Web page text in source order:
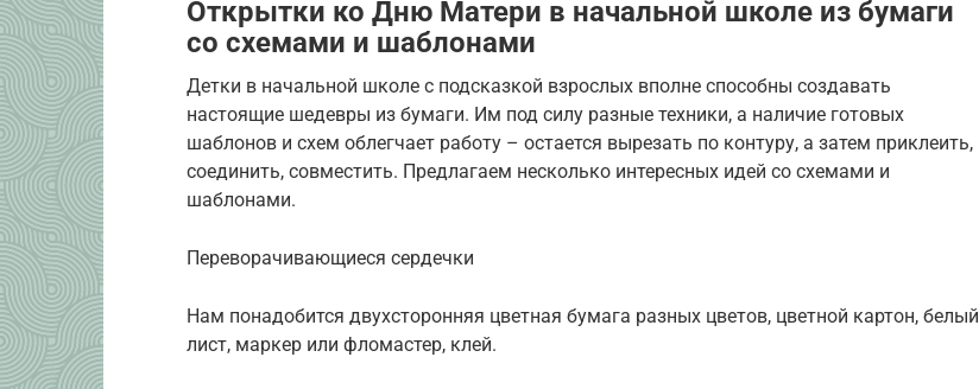
Открытки ко Дню Матери в начальной школе из бумаги
со схемами и шаблонами
Детки в начальной школе с подсказкой взрослых вполне способны создавать
настоящие шедевры из бумаги. Им под силу разные техники, а наличие готовых
шаблонов и схем облегчает работу – остается вырезать по контуру, а затем приклеить,
соединить, совместить. Предлагаем несколько интересных идей со схемами и
шаблонами.
Переворачивающиеся сердечки
Нам понадобится двухсторонняя цветная бумага разных цветов, цветной картон, белый
лист, маркер или фломастер, клей.